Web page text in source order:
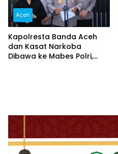
Aceh
Kapolresta Banda Aceh
dan Kasat Narkoba
Dibawa ke Mabes Polri,